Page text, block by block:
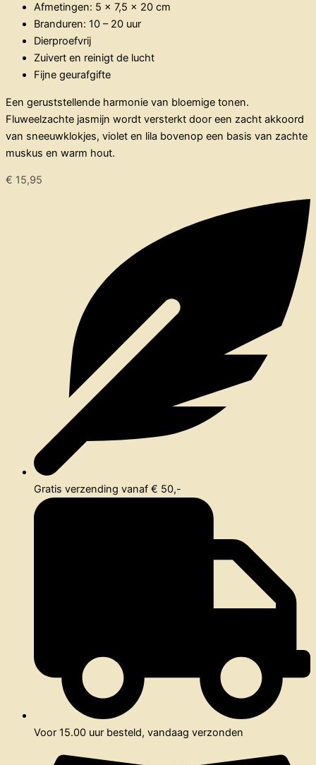
Afmetingen: 5 x 7,5 x 20 cm
Branduren: 10 – 20 uur
Dierproefvrij
Zuivert en reinigt de lucht
Fijne geurafgifte
Een geruststellende harmonie van bloemige tonen.
Fluweelzachte jasmijn wordt versterkt door een zacht akkoord
van sneeuwklokjes, violet en lila bovenop een basis van zachte
muskus en warm hout.
€ 15,95
Gratis verzending vanaf € 50,-
Voor 15.00 uur besteld, vandaag verzonden